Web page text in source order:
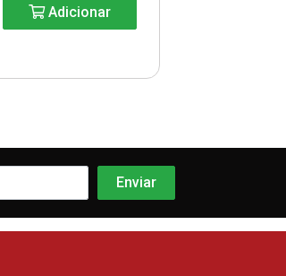
Adicionar